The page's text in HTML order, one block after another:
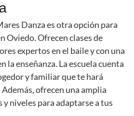
Danza es otra opción para
Oviedo. Ofrecen clases de
expertos en el baile y con una
la enseñanza. La escuela cuenta
y familiar que te hará
ofrecen una amplia
niveles para adaptarse a tus